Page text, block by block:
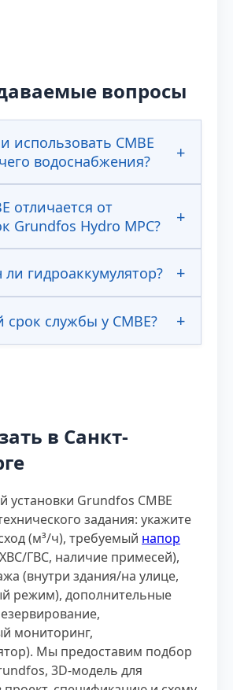
вопросы
использовать CMBE
водоснабжения?
отличается от
Grundfos Hydro MPC?
гидроаккумулятор?
срок службы у CMBE?
в Санкт-
установки Grundfos CMBE
задания: укажите
(м³/ч), требуемый напор
ГВС, наличие примесей),
(внутри здания/на улице,
режим), дополнительные
мониторинг,
Мы предоставим подбор
3D-модель для